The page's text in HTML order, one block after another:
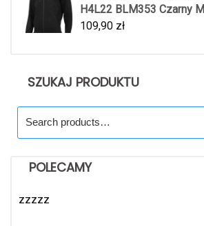
H4L22 BLM353 Czarny M
109,90 zł
SZUKAJ PRODUKTU
for:
POLECAMY
zzzzz